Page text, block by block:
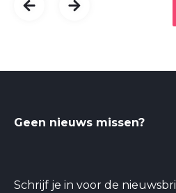
Geen nieuws missen?
Schrijf je in voor de